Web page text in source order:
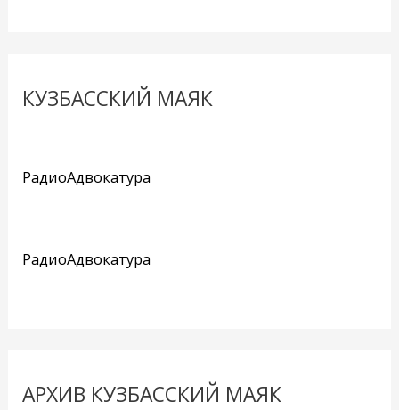
КУЗБАССКИЙ МАЯК
РадиоАдвокатура
РадиоАдвокатура
АРХИВ КУЗБАССКИЙ МАЯК